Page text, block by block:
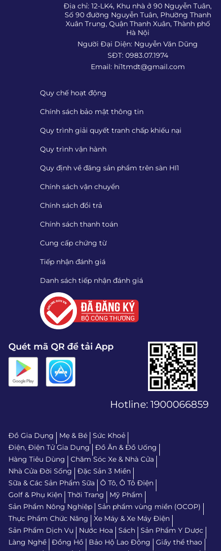
Địa chỉ: 12-LK4, Khu nhà ở 90 Nguyễn Tuân,
Số 90 đường Nguyễn Tuân, Phường Thanh
Xuân Trung, Quận Thanh Xuân, Thành phố
Hà Nội
Người Đại Diện: Nguyễn Văn Dũng
SĐT: 0983.07.1974
Email: hi1tmdt@gmail.com
Quy chế hoạt động
Chính sách bảo mật thông tin
Quy trình giải quyết tranh chấp khiếu nại
Quy trình vận hành
Quy định về đăng sản phẩm trên sàn HI1
Chính sách vận chuyển
Chính sách đổi trả
Chính sách thanh toán
Cung cấp chứng từ
Tiếp nhận đánh giá
Danh sách tiếp nhận đánh giá
Quét mã QR để tải App
Hotline: 1900066859
Đồ Gia Dụng Mẹ & Bé
Sức Khoẻ
Điện, Điện Tử Gia Dụng
Đồ Ăn & Đồ Uống
Hàng Tiêu Dùng
Chăm Sóc Xe & Nhà Cửa
Nhà Cửa Đời Sống
Đặc Sản 3 Miền
Sữa & Các Sản Phẩm Sữa
Ô Tô, Ô Tô Điện
Golf & Phụ Kiện
Thời Trang
Mỹ Phẩm
Sản Phẩm Nông Nghiệp
Sản phẩm vùng miền (OCOP)
Thực Phẩm Chức Năng
Xe Máy & Xe Máy Điện
Sản Phẩm Dịch Vụ
Nước Hoa Sách
Sản Phẩm Y Dược
Làng Nghề
Đồng Hồ Bảo Hộ Lao Động
Giầy thể thao